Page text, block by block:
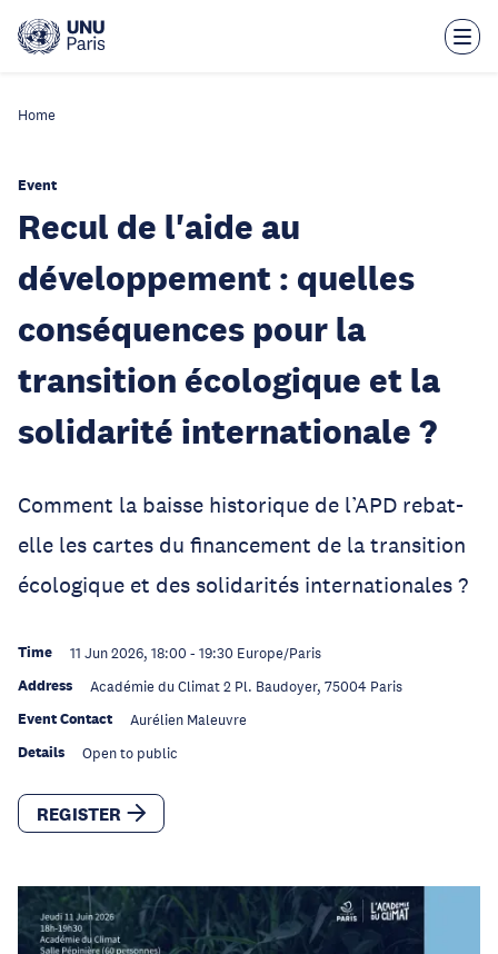
main
Home
Event
Recul de l'aide au
développement : quelles
conséquences pour la
transition écologique et la
solidarité internationale ?
Comment la baisse historique de l’APD rebat-
elle les cartes du financement de la transition
écologique et des solidarités internationales ?
Time 11 Jun 2026, 18:00 - 19:30 Europe/Paris
Address Académie du Climat 2 Pl. Baudoyer, 75004 Paris
Event Contact Aurélien Maleuvre
Details Open to public
REGISTER